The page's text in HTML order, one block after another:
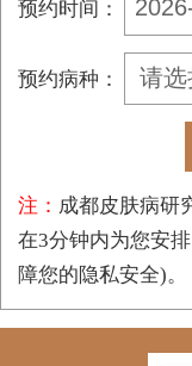
预约时间：
预约病种：
注： 成都皮肤病研
在3分钟内为您安
障您的隐私安全)。